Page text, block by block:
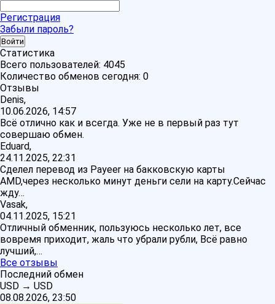
Регистрация
Забыли пароль?
Статистика
Всего пользователей: 4045
Количество обменов сегодня: 0
Отзывы
Denis,
10.06.2026, 14:57
Всё отлично как и всегда. Уже не в первый раз тут
совершаю обмен.
Eduard,
24.11.2025, 22:31
Сделел перевод из Payeer на бакковскую карты
AMD,через несколько минут деньги сели на карту.Сейчас
жду…
Vasak,
04.11.2025, 15:21
Отличный обменник, пользуюсь несколько лет, все
вовремя приходит, жаль что убрали рубли, Всё равно
лучший,…
Все отзывы
Последний обмен
USD → USD
08.08.2026, 23:50